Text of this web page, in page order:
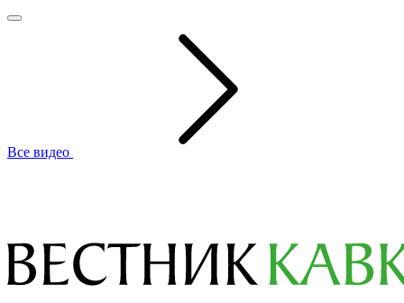
Все видео